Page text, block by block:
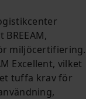
miljöcertifiering.
Excellent, vilket
tuffa krav för